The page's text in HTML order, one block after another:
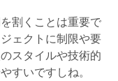
割くことは重要で
ェクトに制限や要
スタイルや技術的
すいですしね。